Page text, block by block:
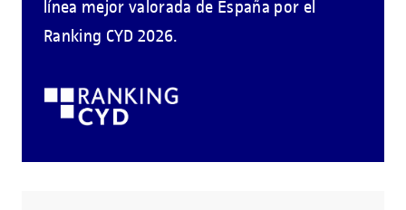
línea mejor valorada de España por el
Ranking CYD 2026.